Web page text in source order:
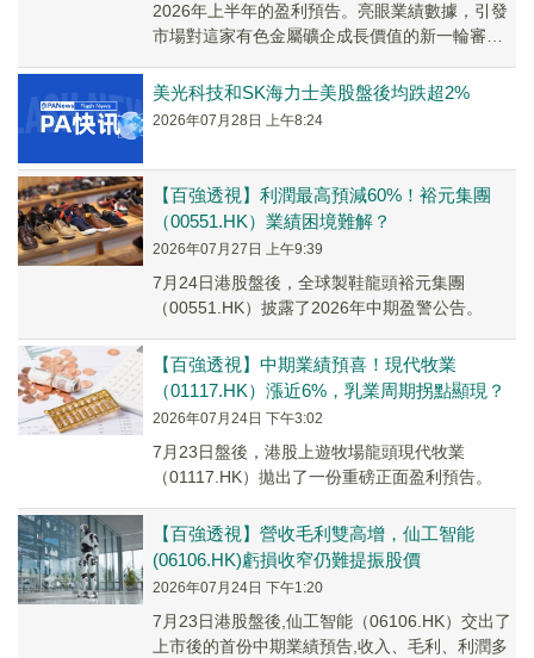
2026年上半年的盈利預告。亮眼業績數據，引發
市場對這家有色金屬礦企成長價值的新一輪審
美光科技和SK海力士美股盤後均跌超2%
2026年07月28日 上午8:24
【百強透視】利潤最高預減60%！裕元集團
（00551.HK）業績困境難解？
2026年07月27日 上午9:39
7月24日港股盤後，全球製鞋龍頭裕元集團
（00551.HK）披露了2026年中期盈警公告。
【百強透視】中期業績預喜！現代牧業
（01117.HK）漲近6%，乳業周期拐點顯現？
2026年07月24日 下午3:02
7月23日盤後，港股上遊牧場龍頭現代牧業
（01117.HK）拋出了一份重磅正面盈利預告。
【百強透視】營收毛利雙高增，仙工智能
(06106.HK)虧損收窄仍難提振股價
2026年07月24日 下午1:20
7月23日港股盤後,仙工智能（06106.HK）交出了
上市後的首份中期業績預告,收入、毛利、利潤多